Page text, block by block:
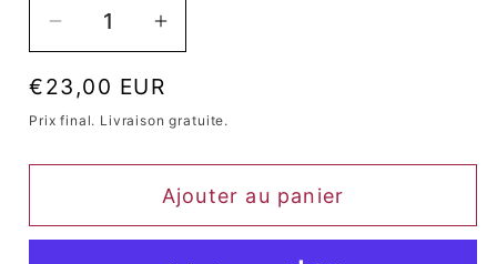
Réduire
quantité
de
Augmenter
quantité
de
Catty
Prix
habituel
€23,00 EUR
Prix ​​final. Livraison gratuite.
Ajouter au panier